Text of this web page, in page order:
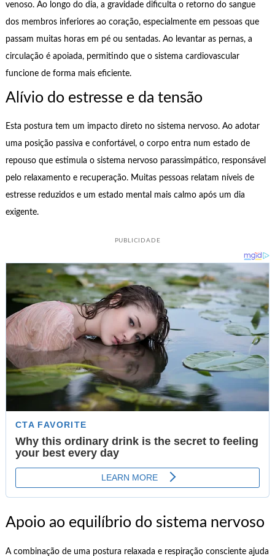
venoso. Ao longo do dia, a gravidade dificulta o retorno do sangue
dos membros inferiores ao coração, especialmente em pessoas que
passam muitas horas em pé ou sentadas. Ao levantar as pernas, a
circulação é apoiada, permitindo que o sistema cardiovascular
funcione de forma mais eficiente.
Alívio do estresse e da tensão
Esta postura tem um impacto direto no sistema nervoso. Ao adotar
uma posição passiva e confortável, o corpo entra num estado de
repouso que estimula o sistema nervoso parassimpático, responsável
pelo relaxamento e recuperação. Muitas pessoas relatam níveis de
estresse reduzidos e um estado mental mais calmo após um dia
exigente.
PUBLICIDADE
Apoio ao equilíbrio do sistema nervoso
A combinação de uma postura relaxada e respiração consciente ajuda